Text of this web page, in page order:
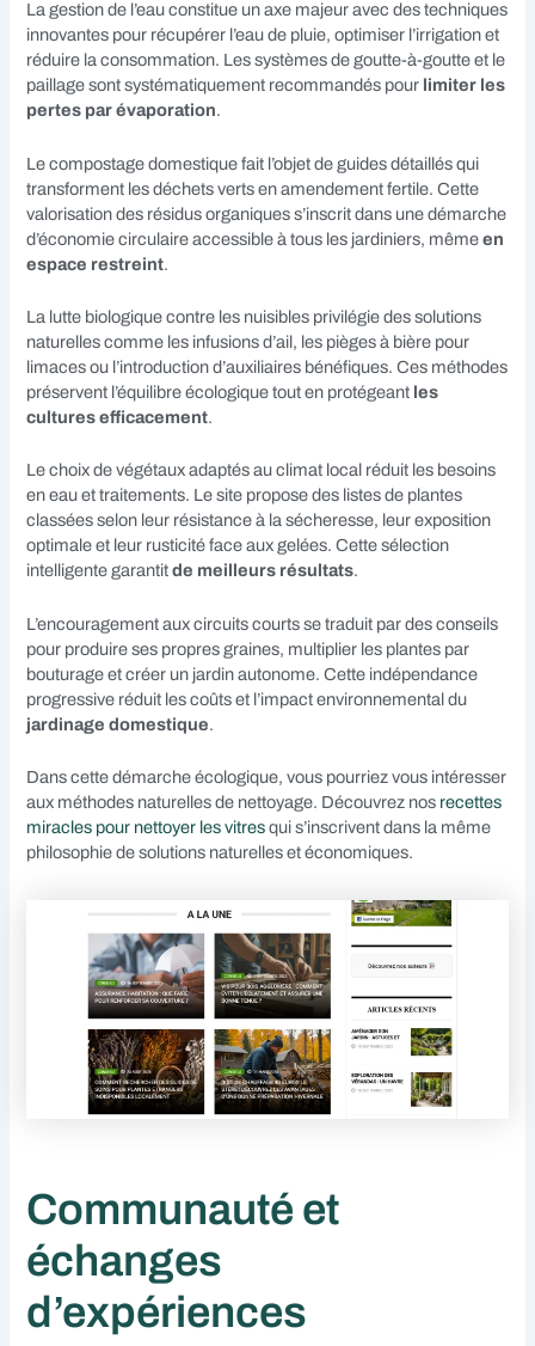
La gestion de l’eau constitue un axe majeur avec des techniques
innovantes pour récupérer l’eau de pluie, optimiser l’irrigation et
réduire la consommation. Les systèmes de goutte-à-goutte et le
paillage sont systématiquement recommandés pour limiter les
pertes par évaporation.
Le compostage domestique fait l’objet de guides détaillés qui
transforment les déchets verts en amendement fertile. Cette
valorisation des résidus organiques s’inscrit dans une démarche
d’économie circulaire accessible à tous les jardiniers, mêmeen
espace restreint.
La lutte biologique contre les nuisibles privilégie des solutions
naturelles comme les infusions d’ail, les pièges à bière pour
limaces ou l’introduction d’auxiliaires bénéfiques. Ces méthodes
préservent l’équilibre écologique tout en protégeant les
cultures efficacement.
Le choix de végétaux adaptés au climat local réduit les besoins
en eau et traitements. Le site propose des listes de plantes
classées selon leur résistance à la sécheresse, leur exposition
optimale et leur rusticité face aux gelées. Cette sélection
intelligente garantitde meilleurs résultats.
L’encouragement aux circuits courts se traduit par des conseils
pour produire ses propres graines, multiplier les plantes par
bouturage et créer un jardin autonome. Cette indépendance
progressive réduit les coûts et l’impact environnemental du
jardinage domestique.
Dans cette démarche écologique, vous pourriez vous intéresser
aux méthodes naturelles de nettoyage. Découvrez nos recettes
miracles pour nettoyer les vitresqui s’inscrivent dans la même
philosophie de solutions naturelles et économiques.
Communauté et
échanges
d’expériences